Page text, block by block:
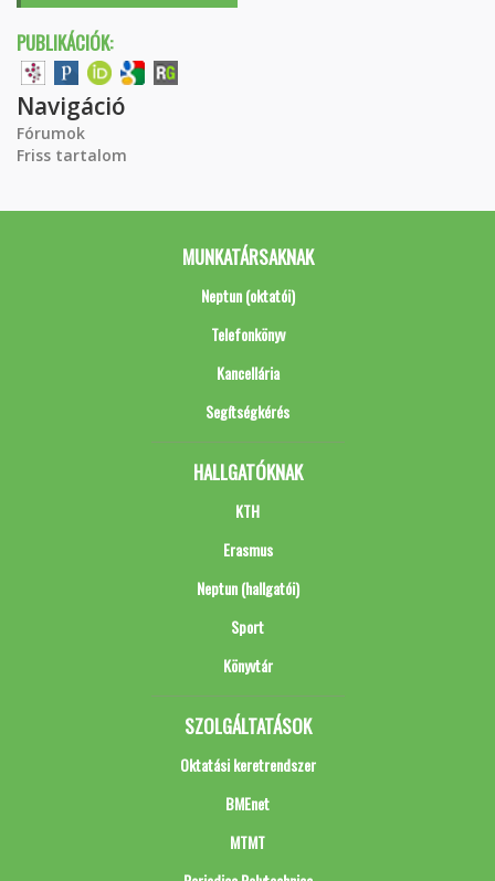
PUBLIKÁCIÓK:
Navigáció
Fórumok
Friss tartalom
MUNKATÁRSAKNAK
Neptun (oktatói)
Telefonkönyv
Kancellária
Segítségkérés
HALLGATÓKNAK
KTH
Erasmus
Neptun (hallgatói)
Sport
Könyvtár
SZOLGÁLTATÁSOK
Oktatási keretrendszer
BMEnet
MTMT